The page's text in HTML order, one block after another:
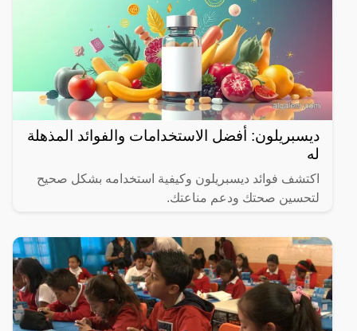
ديسبريلون: أفضل الاستخدامات والفوائد المذهلة
له
اكتشف فوائد ديسبريلون وكيفية استخدامه بشكل صحيح
لتحسين صحتك ودعم مناعتك.